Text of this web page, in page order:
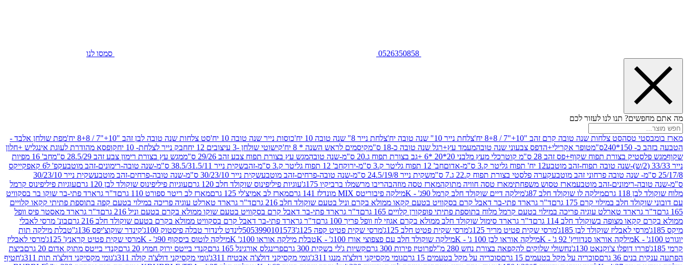
0526350858 סמסו לנו
מה אתם מחפשים? תנו לנו לעזור לכם
מארז בומבסטי טסהסט צלחות שנה טובה קרם זהב "10+"7 / 8+8 יח' צלחת נייר 10" שנה טובה יח' צלחת נייר 8" שנה טובה 10 יח' כוסות נייר שנה טובה 10 יח' סט צלחות שנה טובה לבן זהב "10+"7 / 8+8 יח'
מפת שולחן אלבד -
הטבעה בזהב כ- 150*240ס"מ
טופר אקרילי+הדפס צבעוני שנה טובהמעמד עץ+רגל שנה טובה כ-18 ס"מ קיסמים לראש השנה * 8 יח' קישוטי שולחן -3 עיצובים 12 יח חבק נייר לצלחת- 10 יח
קופסא מהודרת לעוגת אינגליש +חלון
שקוףמגש פלסטיק בצורת תפוח שקוף+פס זהב 28 ס"מ קוטר כלי מעץ מלבני 20*20 *6 +גב בצורת תפוח ג.20 ס"מ-שנה טובה מגש עץ בצורת תפוח צבע זהב 29/26 ס"מ מגש עץ בצורת רימון צבע זהב 28.5/29 ס"מ
חב' 16 מפיות
נייר 33/33 (2/ש)-שנה טובה תפוח-זהב מוטבע
12 יח' תפוח גליטר ק.3 ס"מ-אדום חב' 12 תפוח גליטר ק.3 ס"מ-ירוק חב' 12 תפוח גליטר ק.3 ס"מ-זהב שקית נייר 38.5/31.5/11 ס"מ-שנה טובה-רימונים-זהב מוטבע
קפ' ל6 קאפקייקס
25/17/8 ס"מ- שנה טובה פרחוני זהב מוטבע
קערה פלסטי בצורת תפוח ק.22 ג.7 ס"מ שקית נייר 24.5/19/8 ס"מ-שנה טובה-פרחים-זהב מוטבע שקית נייר 30/23/10 ס"מ-שנה טובה-פרחים-זהב מוטבע
שקית נייר 30/23/10
ס"מ-שנה טובה-רימונים-זהב מוטבעמארז טסוש משפחתימארז טסה חוויה מתוקהמארז טסה מוזהבהריבו מרשמלו ברביקיו 175ג' עוגיות פיליפינוס שוקולד חלב 120 גרם עוגיות פיליפינוס שוקולד לבן 120 גרם
עוגיות פיליפינוס קרמל
מלוח שוקולד לבן 118 גרם
מילקה לו שוקולד חלב 87ג' מילקה דיים שוקולד חלב קרמל 90ג' - K מילקה פיבוריטס MIX מונדלז 141 גרם מארז לב אמיצ'לי 125 גרם מארז לב ריטר ספורט 110 גרם
ד"ר גרארד פתי-בר שוקו בר בסקוויט
עם דובוני שוקולד חלב במילוי קרם 175 גרם
ד"ר גרארד פתי-בר דאבל קרם בסקוויט בטעם קקאו ממולא בקרם וניל בטעם שוקולד חלב 216 גרם
ד"ר גרארד טארלט עוגיה פריכה במילוי בטעם קפה בתוספת פתיתי קקאו קלויים
165 גרם
ד"ר גרארד טארלט עוגיה פריכה במילוי בטעם קרמל מלוח בתוספת פתיתי פופקורן קלויים 165 גרם ד"ר גרארד פתי-בר דאבל קרם בסקוויט בטעם שוקו ממולא בקרם בטעם וניל 216 גרם
ד"ר גרארד מאסטר פיס וופל
ממולא בקרם קקאו מצופה בשוקולד חלב 114 גרם
ד"ר גרארד סימול שוקולד חלב ממולא בקרם אגוזי לוז וופל פריך 100 גרם ד"ר גרארד פתי-בר דאבל קרם בסקוויט ממולא בקרם בטעם שוקולד חלב 216 גרם
בונ' מרסי לאבלי
מיקס 185ג'
מרסי לאבליז שוקולד לבן 185ג' מרסי שקית פטיט מריר 125ג' מרסי שקית פטיט חלב 125ג' מרסי שקית פטיט קפה 125ג' 5053990101573לינדט לינדור טבלה פיסטוק 100ג' קינדר שוקוצ'יפס 136ג'
'טבלת מילקה תות
יוגורט 100ג' - K
מילקה אוראו סנדוויץ' 92 ג' - K מילקה אוראו לבן 100 ג' - K מילקה שוקולד חלב עם פצפוצי אורז 100ג' - K טבלת מילקה אוראו 100ג' K מילקה לוטוס ביסקוף 90ג' - K מרסי שקית פטיט קראנץ' 125ג'
מרסי לאבליז
קרמי 185ג'
פררו דופלו צ'וקנאט 130ג' נחשולי שלוקים להקפאה בצורת נחש 280 מ"ל פרוטיז פירות 300 גרם קשיות ג'לי בשקית 300 גרם פרינגלס אורגינל 165 גרם קנדי בייטס ירוק חמוץ 20 גרם קנדי בייטס מתוק אדום 20 גרם
ביצת
הפתעה ענקית בנים 36 גרם
סוכריה על מקל בטעמים 15 גרם סוכריה על מקל בטעמים 15 גרם גומי מקסיקני דולצ'ה מנגו 311ג' גומי מקסיקני דולצ'ה אבטיח 311ג' גומי מקסיקני דולצ'ה קולה 311ג' גומי מקסיקני דולצ'ה תות 311ג'
חטיף